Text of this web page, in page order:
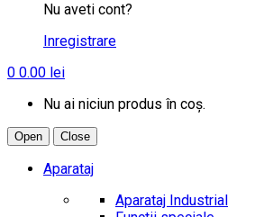
Nu aveti cont?
Inregistrare
0 0.00 lei
Nu ai niciun produs în coș.
Open Close
Aparataj
Aparataj Industrial